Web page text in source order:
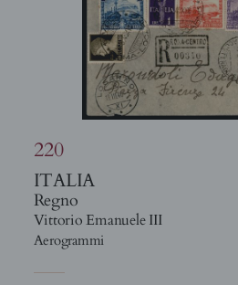
220
ITALIA
Regno
Vittorio Emanuele III
Aerogrammi